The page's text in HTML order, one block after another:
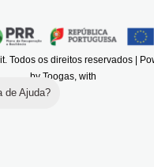
Todos os direitos reservados |
by Toogas, with
de Ajuda?